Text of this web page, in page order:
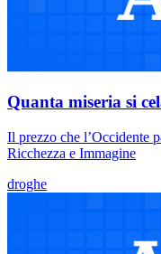
Quanta miseria si
Il prezzo che l’Occidente
Ricchezza e Immagine
droghe